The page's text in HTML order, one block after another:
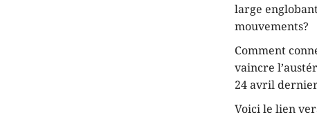
large
mouvements?
Comment
vaincre
24 avril
Voici le lien